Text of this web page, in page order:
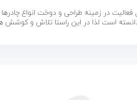
فعالیت در زمینه طراحی و دوخت انواع
دانسته است لذا در این راستا تلاش و